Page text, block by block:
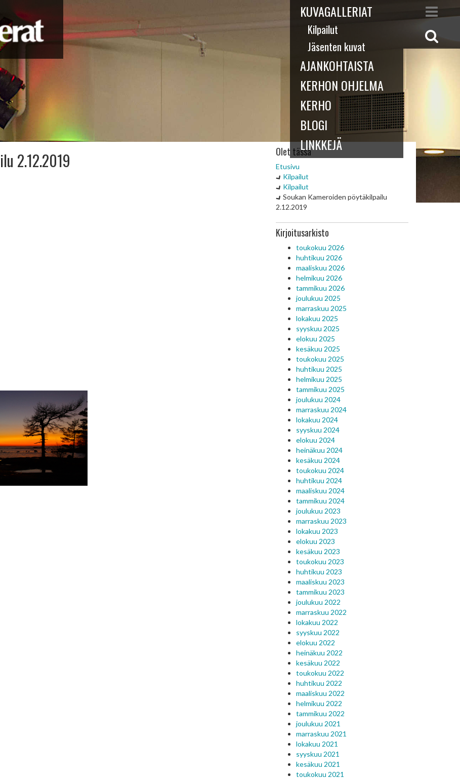
KUVAGALLERIAT
Kilpailut
Jäsenten kuvat
AJANKOHTAISTA
KERHON OHJELMA
KERHO
BLOGI
LINKKEJÄ
2.12.2019 Olet tässä
Etusivu
Kilpailut
Kilpailut
Soukan Kameroiden pöytäkilpailu
2.12.2019
Kirjoitusarkisto
toukokuu 2026
huhtikuu 2026
maaliskuu 2026
helmikuu 2026
tammikuu 2026
joulukuu 2025
marraskuu 2025
lokakuu 2025
syyskuu 2025
elokuu 2025
kesäkuu 2025
toukokuu 2025
huhtikuu 2025
helmikuu 2025
tammikuu 2025
joulukuu 2024
marraskuu 2024
lokakuu 2024
syyskuu 2024
elokuu 2024
heinäkuu 2024
kesäkuu 2024
toukokuu 2024
huhtikuu 2024
maaliskuu 2024
tammikuu 2024
joulukuu 2023
marraskuu 2023
lokakuu 2023
elokuu 2023
kesäkuu 2023
toukokuu 2023
huhtikuu 2023
maaliskuu 2023
tammikuu 2023
joulukuu 2022
marraskuu 2022
lokakuu 2022
syyskuu 2022
elokuu 2022
heinäkuu 2022
kesäkuu 2022
toukokuu 2022
huhtikuu 2022
maaliskuu 2022
helmikuu 2022
tammikuu 2022
joulukuu 2021
marraskuu 2021
lokakuu 2021
syyskuu 2021
kesäkuu 2021
toukokuu 2021